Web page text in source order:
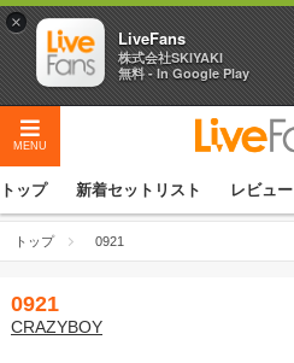
MENU
トップ 新着セットリスト レビュー
トップ 0921
0921
CRAZYBOY
×
LiveFans
株式会社SKIYAKI
無料 - In Google Play